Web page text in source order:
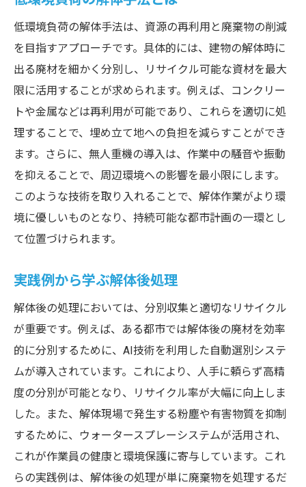
低環境負荷の解体手法は、資源の再利用と廃棄物の削減
を目指すアプローチです。具体的には、建物の解体時に
出る廃材を細かく分別し、リサイクル可能な資材を最大
限に活用することが求められます。例えば、コンクリー
トや金属などは再利用が可能であり、これらを適切に処
理することで、埋め立て地への負担を減らすことができ
ます。さらに、無人重機の導入は、作業中の騒音や振動
を抑えることで、周辺環境への影響を最小限にします。
このような技術を取り入れることで、解体作業がより環
境に優しいものとなり、持続可能な都市計画の一環とし
て位置づけられます。
実践例から学ぶ解体後処理
解体後の処理においては、分別収集と適切なリサイクル
が重要です。例えば、ある都市では解体後の廃材を効率
的に分別するために、AI技術を利用した自動選別システ
ムが導入されています。これにより、人手に頼らず高精
度の分別が可能となり、リサイクル率が大幅に向上しま
した。また、解体現場で発生する粉塵や有害物質を抑制
するために、ウォータースプレーシステムが活用され、
これが作業員の健康と環境保護に寄与しています。これ
らの実践例は、解体後の処理が単に廃棄物を処理するだ